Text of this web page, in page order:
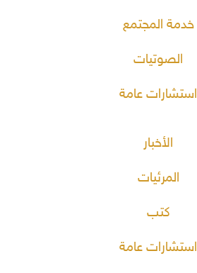
خدمة المجتمع
الصوتيات
استشارات عامة
الأخبار
المرئيات
كتب
استشارات عامة